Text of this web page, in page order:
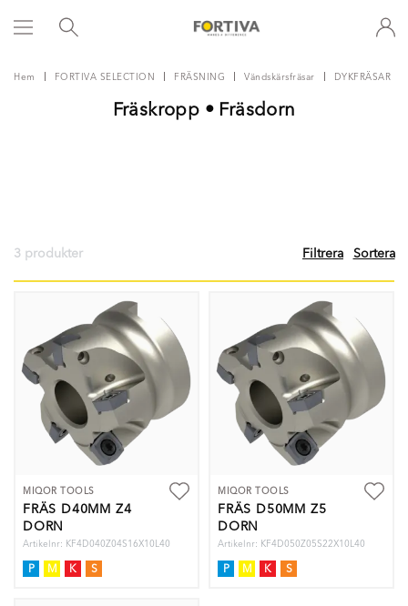
Hem FORTIVA SELECTION FRÄSNING Vändskärsfräsar DYKFRÄSAR
Fräskropp • Fräsdorn
3 produkter Filtrera Sortera
MIQOR TOOLS
FRÄS D40MM Z4
DORN
Artikelnr: KF4D040Z04S16X10L40
P M K S
MIQOR TOOLS
FRÄS D50MM Z5
DORN
Artikelnr: KF4D050Z05S22X10L40
P M K S